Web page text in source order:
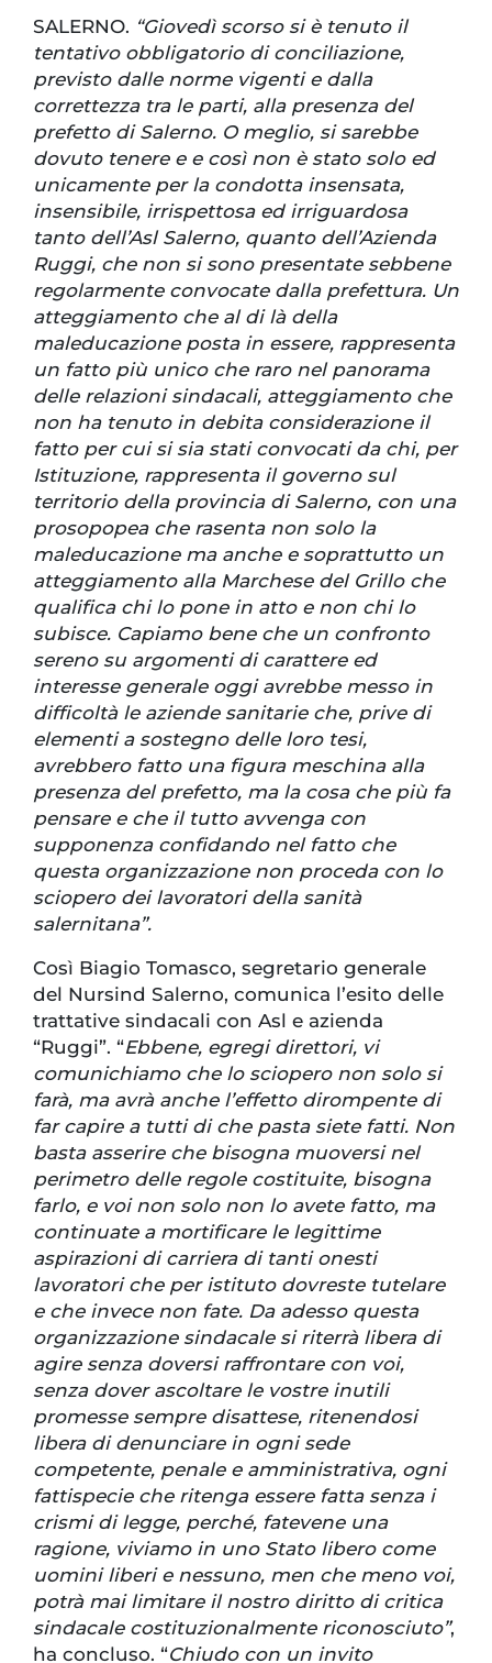
SALERNO. “Giovedì scorso si è tenuto il
tentativo obbligatorio di conciliazione,
previsto dalle norme vigenti e dalla
correttezza tra le parti, alla presenza del
prefetto di Salerno. O meglio, si sarebbe
dovuto tenere e e così non è stato solo ed
unicamente per la condotta insensata,
insensibile, irrispettosa ed irriguardosa
tanto dell’Asl Salerno, quanto dell’Azienda
Ruggi, che non si sono presentate sebbene
regolarmente convocate dalla prefettura. Un
atteggiamento che al di là della
maleducazione posta in essere, rappresenta
un fatto più unico che raro nel panorama
delle relazioni sindacali, atteggiamento che
non ha tenuto in debita considerazione il
fatto per cui si sia stati convocati da chi, per
Istituzione, rappresenta il governo sul
territorio della provincia di Salerno, con una
prosopopea che rasenta non solo la
maleducazione ma anche e soprattutto un
atteggiamento alla Marchese del Grillo che
qualifica chi lo pone in atto e non chi lo
subisce. Capiamo bene che un confronto
sereno su argomenti di carattere ed
interesse generale oggi avrebbe messo in
difficoltà le aziende sanitarie che, prive di
elementi a sostegno delle loro tesi,
avrebbero fatto una figura meschina alla
presenza del prefetto, ma la cosa che più fa
pensare e che il tutto avvenga con
supponenza confidando nel fatto che
questa organizzazione non proceda con lo
sciopero dei lavoratori della sanità
salernitana”.
Così Biagio Tomasco, segretario generale
del Nursind Salerno, comunica l’esito delle
trattative sindacali con Asl e azienda
“Ruggi”. “Ebbene, egregi direttori, vi
comunichiamo che lo sciopero non solo si
farà, ma avrà anche l’effetto dirompente di
far capire a tutti di che pasta siete fatti. Non
basta asserire che bisogna muoversi nel
perimetro delle regole costituite, bisogna
farlo, e voi non solo non lo avete fatto, ma
continuate a mortificare le legittime
aspirazioni di carriera di tanti onesti
lavoratori che per istituto dovreste tutelare
e che invece non fate. Da adesso questa
organizzazione sindacale si riterrà libera di
agire senza doversi raffrontare con voi,
senza dover ascoltare le vostre inutili
promesse sempre disattese, ritenendosi
libera di denunciare in ogni sede
competente, penale e amministrativa, ogni
fattispecie che ritenga essere fatta senza i
crismi di legge, perché, fatevene una
ragione, viviamo in uno Stato libero come
uomini liberi e nessuno, men che meno voi,
potrà mai limitare il nostro diritto di critica
sindacale costituzionalmente riconosciuto”,
ha concluso. “Chiudo con un invito